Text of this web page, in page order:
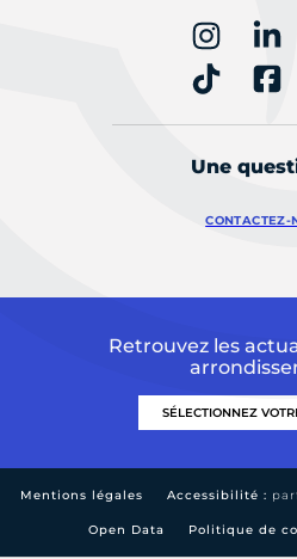
Une
CONTACTEZ-
Retrouvez les
Mentions légales Accessibilité :
Open Data Politique de